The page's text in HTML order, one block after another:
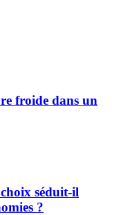
froide dans un
séduit-il
?